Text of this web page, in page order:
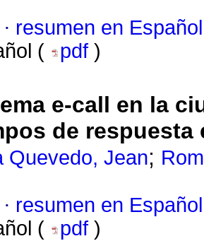
· resumen en Español
(
pdf )
e-call en la
de
Quevedo, Jean;
· resumen en Español
(
pdf )